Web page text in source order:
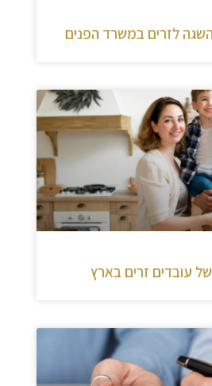
השגה לזרים במשרד הפנים
של עובדים זרים בארץ